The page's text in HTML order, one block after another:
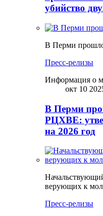
убийство
В Перми
Пресс-релизы
Информация о
окт 10
В Перми
РЦХВЕ:
на 2026 год
верующих к
Пресс-релизы